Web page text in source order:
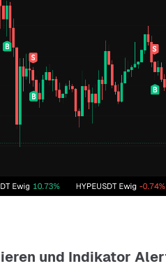
und Indikator